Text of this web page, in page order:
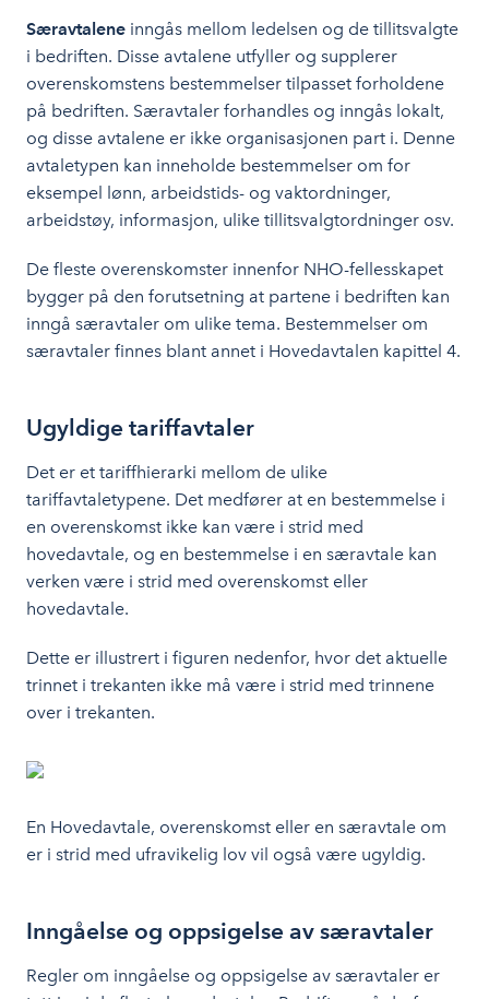
Særavtalene inngås mellom ledelsen og de tillitsvalgte
i bedriften. Disse avtalene utfyller og supplerer
overenskomstens bestemmelser tilpasset forholdene
på bedriften. Særavtaler forhandles og inngås lokalt,
og disse avtalene er ikke organisasjonen part i. Denne
avtaletypen kan inneholde bestemmelser om for
eksempel lønn, arbeidstids- og vaktordninger,
arbeidstøy, informasjon, ulike tillitsvalgtordninger osv.
De fleste overenskomster innenfor NHO-fellesskapet
bygger på den forutsetning at partene i bedriften kan
inngå særavtaler om ulike tema. Bestemmelser om
særavtaler finnes blant annet i Hovedavtalen kapittel 4.
Ugyldige tariffavtaler
Det er et tariffhierarki mellom de ulike
tariffavtaletypene. Det medfører at en bestemmelse i
en overenskomst ikke kan være i strid med
hovedavtale, og en bestemmelse i en særavtale kan
verken være i strid med overenskomst eller
hovedavtale.
Dette er illustrert i figuren nedenfor, hvor det aktuelle
trinnet i trekanten ikke må være i strid med trinnene
over i trekanten.
En Hovedavtale, overenskomst eller en særavtale om
er i strid med ufravikelig lov vil også være ugyldig.
Inngåelse og oppsigelse av særavtaler
Regler om inngåelse og oppsigelse av særavtaler er